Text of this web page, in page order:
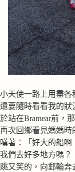
小天使一路上用盡各
還要隨時看看我的狀
於站在Bramear前，
再次回鄉看見媽媽時
嘆著：「好大的船
我們去好多地方嗎？
跳又笑的，向郵輪奔